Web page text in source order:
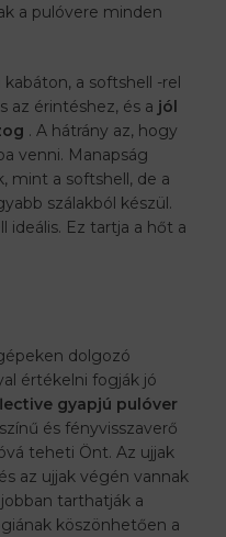
a pulóvere minden
a softshell -rel
az érintéshez, és a jól
. A hátrány az, hogy
venni. Manapság
mint a softshell, de a
szálakból készül.
ideális. Ez tartja a hőt a
dolgozó
értékelni fogják jó
gyapjú pulóver
és fényvisszaverő
teheti Önt. Az ujjak
az ujjak végén vannak
tarthatják a
köszönhetően a